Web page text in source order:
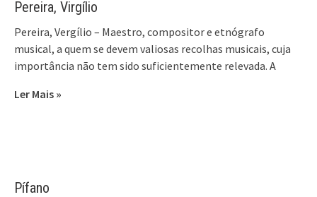
Pereira, Virgílio
Pereira, Vergílio – Maestro, compositor e etnógrafo
musical, a quem se devem valiosas recolhas musicais, cuja
importância não tem sido suficientemente relevada. A
Ler Mais »
Pífano